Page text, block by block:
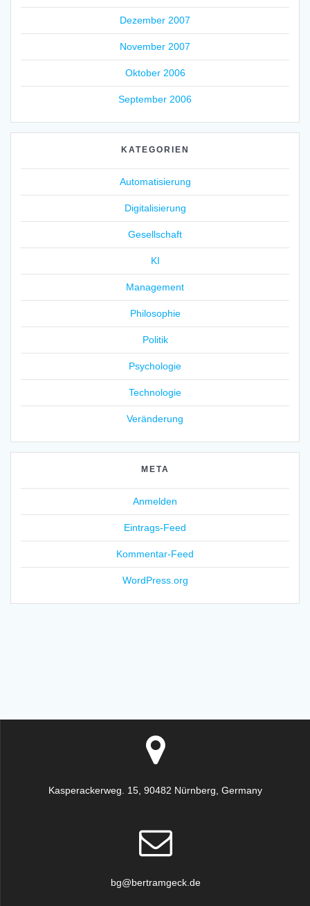
Dezember 2007
November 2007
Oktober 2006
September 2006
KATEGORIEN
Automatisierung
Digitalisierung
Gesellschaft
KI
Management
Philosophie
Politik
Psychologie
Technologie
Veränderung
META
Anmelden
Eintrags-Feed
Kommentar-Feed
WordPress.org
Kasperackerweg. 15, 90482 Nürnberg, Germany
bg@bertramgeck.de